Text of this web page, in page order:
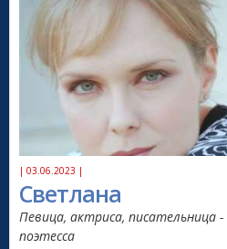
| 03.06.2023 |
Светлана
Певица, актриса, писательница -
поэтесса